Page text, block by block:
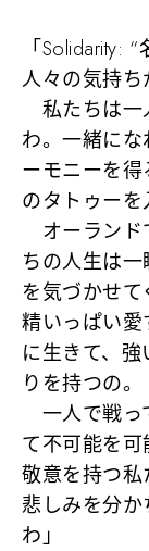
「Solidarity:
人々の気持
私たちは一
わ。一緒に
ーモニーを
のタトゥーを
オーランド
ちの人生は
を気づかせて
精いっぱい
に生きて、
りを持つの。
一人で戦っ
て不可能を可
敬意を持つ
悲しみを分
わ」